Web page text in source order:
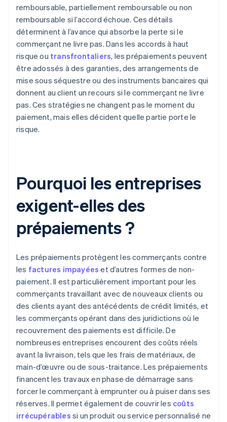
remboursable, partiellement remboursable ou non
remboursable si l’accord échoue. Ces détails
déterminent à l’avance qui absorbe la perte si le
commerçant ne livre pas. Dans les accords à haut
risque ou transfrontaliers, les prépaiements peuvent
être adossés à des garanties, des arrangements de
mise sous séquestre ou des instruments bancaires qui
donnent au client un recours si le commerçant ne livre
pas. Ces stratégies ne changent pas le moment du
paiement, mais elles décident quelle partie porte le
risque.
Pourquoi les entreprises
exigent-elles des
prépaiements ?
Les prépaiements protègent les commerçants contre
les factures impayées et d’autres formes de non-
paiement. Il est particulièrement important pour les
commerçants travaillant avec de nouveaux clients ou
des clients ayant des antécédents de crédit limités, et
les commerçants opérant dans des juridictions où le
recouvrement des paiements est difficile. De
nombreuses entreprises encourent des coûts réels
avant la livraison, tels que les frais de matériaux, de
main-d’œuvre ou de sous-traitance. Les prépaiements
financent les travaux en phase de démarrage sans
forcer le commerçant à emprunter ou à puiser dans ses
réserves. Il permet également de couvrir les coûts
irrécupérables si un produit ou service personnalisé ne